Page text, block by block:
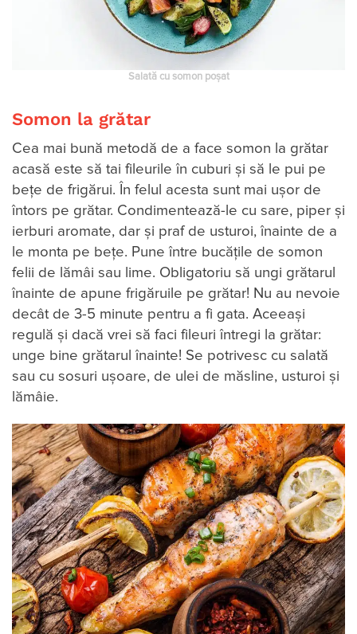
Salată cu somon poșat
Somon la grătar
Cea mai bună metodă de a face somon la grătar
acasă este să tai fileurile în cuburi și să le pui pe
bețe de frigărui. În felul acesta sunt mai ușor de
întors pe grătar. Condimentează-le cu sare, piper și
ierburi aromate, dar și praf de usturoi, înainte de a
le monta pe bețe. Pune între bucățile de somon
felii de lămâi sau lime. Obligatoriu să ungi grătarul
înainte de apune frigăruile pe grătar! Nu au nevoie
decât de 3-5 minute pentru a fi gata. Aceeași
regulă și dacă vrei să faci fileuri întregi la grătar:
unge bine grătarul înainte! Se potrivesc cu salată
sau cu sosuri ușoare, de ulei de măsline, usturoi și
lămâie.